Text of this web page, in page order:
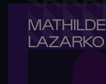
MATHILDE
LAZARKO